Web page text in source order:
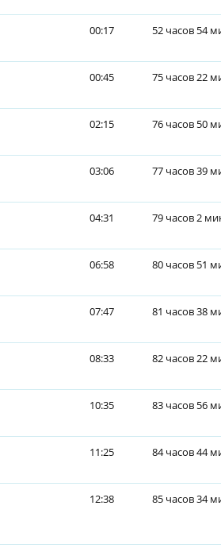
00:17 52 часов 54
00:45 75 часов 22
02:15 76 часов 50
03:06 77 часов 39
04:31 79 часов 2
06:58 80 часов 51
07:47 81 часов 38
08:33 82 часов 22
10:35 83 часов 56
11:25 84 часов 44
12:38 85 часов 34